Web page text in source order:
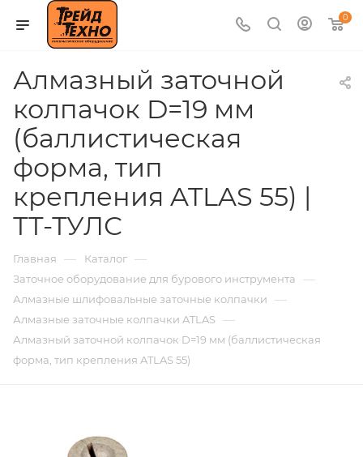
0
Алмазный заточной
колпачок D=19 мм
(баллистическая
форма, тип
крепления ATLAS 55) |
ТТ-ТУЛС
Главная — Каталог —
Заточное оборудование для бурового инструмента —
Алмазные шлифовальные заточные колпачки —
Алмазные заточные колпачки ATLAS —
Алмазный заточной колпачок D=19 мм (баллистическая
форма, тип крепления ATLAS 55)